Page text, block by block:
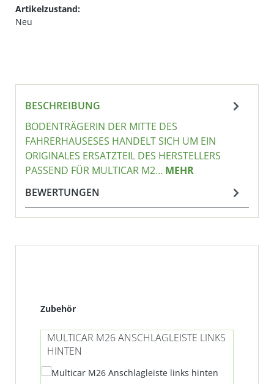
Artikelzustand:
Neu
BESCHREIBUNG
BODENTRÄGERIN DER MITTE DES
FAHRERHAUSESES HANDELT SICH UM EIN
ORIGINALES ERSATZTEIL DES HERSTELLERS
PASSEND FÜR MULTICAR M2… MEHR
BEWERTUNGEN
Produktgalerie überspringen
Zubehör
MULTICAR M26 ANSCHLAGLEISTE LINKS
HINTEN